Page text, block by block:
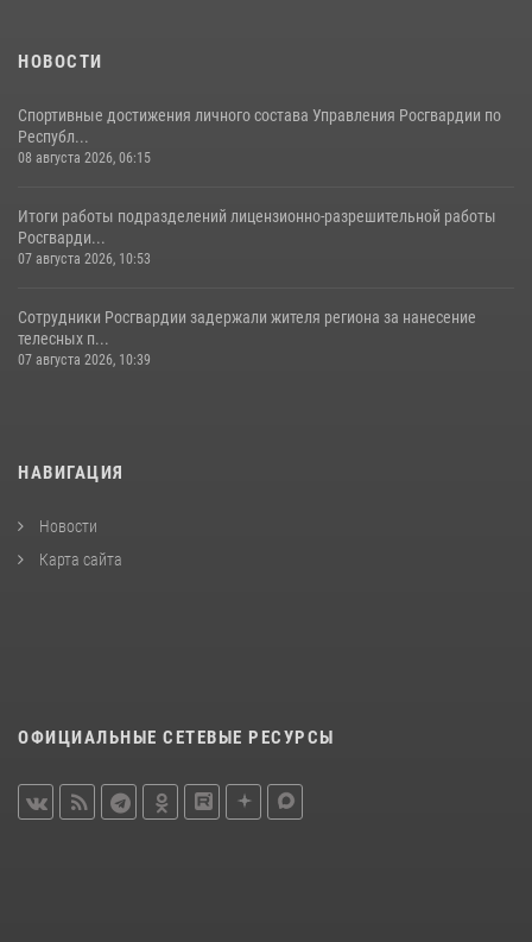
НОВОСТИ
Спортивные достижения личного состава Управления Росгвардии по
Республ...
08 августа 2026, 06:15
Итоги работы подразделений лицензионно-разрешительной работы
Росгварди...
07 августа 2026, 10:53
Сотрудники Росгвардии задержали жителя региона за нанесение
телесных п...
07 августа 2026, 10:39
НАВИГАЦИЯ
Новости
Карта сайта
ОФИЦИАЛЬНЫЕ СЕТЕВЫЕ РЕСУРСЫ